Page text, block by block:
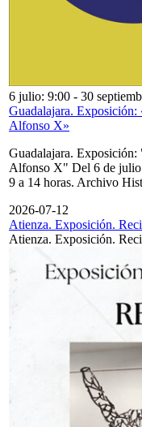
6 julio: 9:00 - 30
Guadalajara.
Alfonso X»
Guadalajara.
Alfonso X" Del 6 de julio
9 a 14 horas. Archivo
2026-07-12
Atienza. Exposición.
Atienza. Exposición.